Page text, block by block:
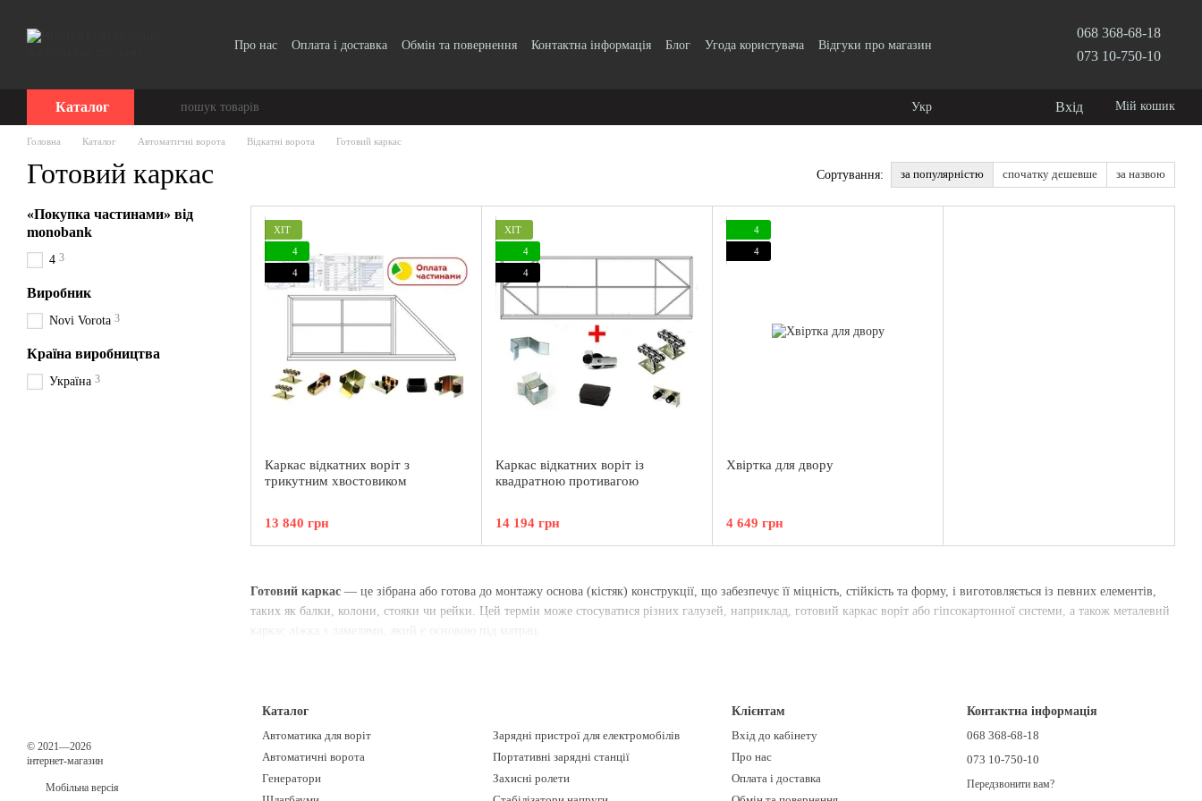
Про нас Оплата і доставка Обмін та повернення Контактна інформація Блог Угода користувача Відгуки про магазин
068 368-68-18
073 10-750-10
Каталог Укр Вхід Мій кошик
Головна Каталог Автоматичні ворота Відкатні ворота Готовий каркас
Готовий каркас Сортування: за популярністю спочатку дешевше за назвою
Готовий каркас — це зібрана або готова до монтажу основа (кістяк) конструкції, що забезпечує її міцність, стійкість та форму, і виготовляється із певних елементів,
таких як балки, колони, стояки чи рейки. Цей термін може стосуватися різних галузей, наприклад, готовий каркас воріт або гіпсокартонної системи, а також металевий
каркас ліжка з ламелями, який є основою під матрац.
ХІТ
4
4
Каркас відкатних воріт з
трикутним хвостовиком
13 840 грн
ХІТ
4
4
Каркас відкатних воріт із
квадратною противагою
14 194 грн
4
4
Хвіртка для двору
4 649 грн
«Покупка частинами» від
monobank
4 3
Виробник
Novi Vorota 3
Країна виробництва
Україна 3
© 2021—2026
інтернет-магазин
Мобільна версія
Каталог
Автоматика для воріт
Автоматичні ворота
Генератори
Зарядні пристрої для електромобілів
Портативні зарядні станції
Захисні ролети
Клієнтам
Вхід до кабінету
Про нас
Оплата і доставка
Контактна інформація
068 368-68-18
073 10-750-10
Передзвонити вам?